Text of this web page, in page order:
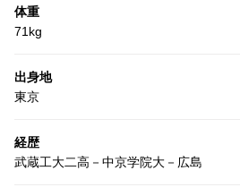
体重
71kg
出身地
東京
経歴
武蔵工大二高－中京学院大－広島